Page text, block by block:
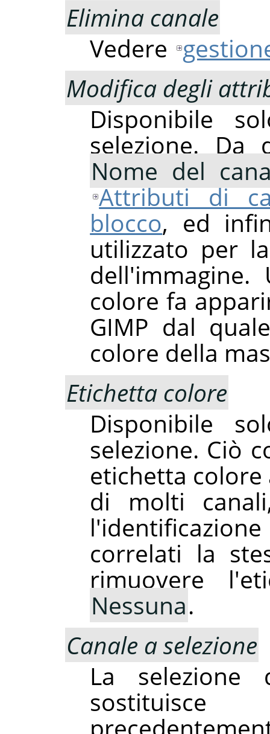
Elimina canale
Vedere
Modifica degli
Disponibile
selezione.
Nome del
Attributi di
blocco, ed
utilizzato per
colore fa
GIMP dal
colore della
Etichetta colore
Disponibile
selezione. Ciò
etichetta colore
di molti
correlati la
rimuovere
Nessuna.
Canale a selezione
La selezione
sostituisce